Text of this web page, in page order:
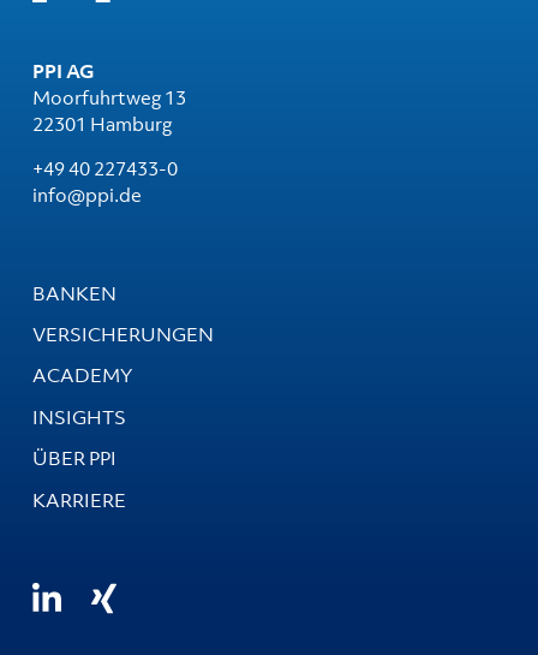
PPI AG
Moorfuhrtweg 13
22301 Hamburg
+49 40 227433-0
info@ppi.de
BANKEN
VERSICHERUNGEN
ACADEMY
INSIGHTS
ÜBER PPI
KARRIERE